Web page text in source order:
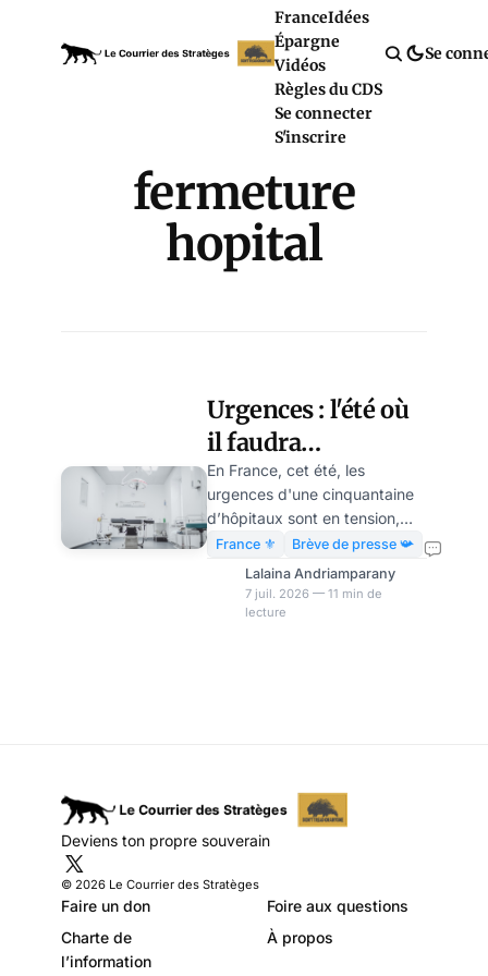
FranceIdées
Épargne
Vidéos
Règles du CDS
Se connecter
S'inscrire
Se
fermeture
hopital
Urgences : l'été où
il faudra
téléphoner avant
d'avoir le droit
d'être soigné
En France, cet été, les
urgences d'une cinquantaine
d’hôpitaux sont en tension,
faute de personnel.
Fermetures nocturnes, accès «
régulé » via le 15, temps
d’attente record : le système
NEWSLETTER · GRATUITE Le
Courrier, chaque matin.
L'essentiel de l'actualité,
passé au crible par les cinq
France ⚜️
Brève de presse 📯
Lalaina Andriamparany
7 juil. 2026 — 11 min de
lecture
Deviens ton propre souverain
© 2026 Le Courrier des Stratèges
Faire un don
Foire aux questions
Charte de
l’information
À propos